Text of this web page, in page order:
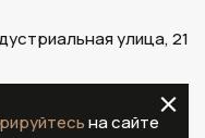
улица, 21
на сайте